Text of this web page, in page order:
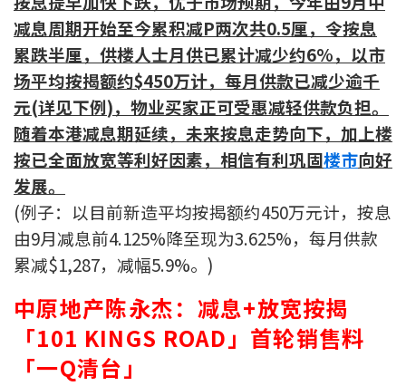
装修设计专栏
火险、家居、宠物保险
保险资讯专栏
联络我们
联络方式
网上申请按揭转介
条款及细则
私隐政策
减息周期开始至今累积减P两次共0.5厘， 令按息
累跌半厘，供楼人士月供已累计减少约6%，以市
场平均按揭额约$450万计，每月供款已减少逾千
元(详见下例)， 物业买家正可受惠减轻供款负担。
随着本港减息期延续，未来按息走势向下， 加上楼
按已全面放宽等利好因素，相信有利巩固楼市向好
发展。
(例子：以目前新造平均按揭额约450万元计，按息
由9月减息前4.125%降至现为3.625%，每月供款
累减$1,287，减幅5.9%。)
中原地产陈永杰：减息+放宽按揭
「101 KINGS ROAD」首轮销售料
「一Q清台」